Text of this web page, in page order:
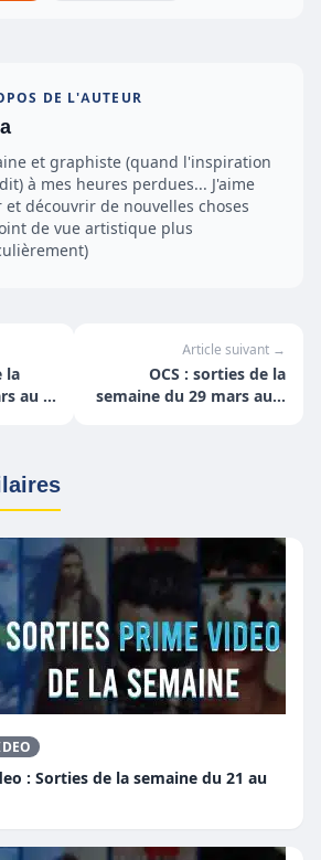
DE L'AUTEUR
et graphiste (quand l'inspiration
à mes heures perdues... J'aime
et découvrir de nouvelles choses
de vue artistique plus
la
au 4
Article suivant →
OCS : sorties de la
semaine du 29 mars au 4
: Sorties de la semaine du 21 au